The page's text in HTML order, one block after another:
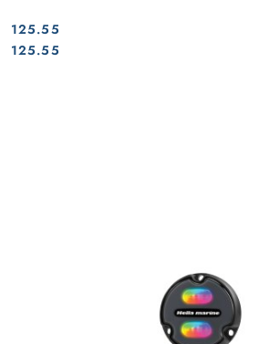
Cena:
125.55
Cena:
125.55